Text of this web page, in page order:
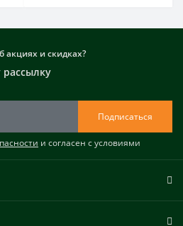
акциях и скидках?
Подписаться
и согласен с условиями